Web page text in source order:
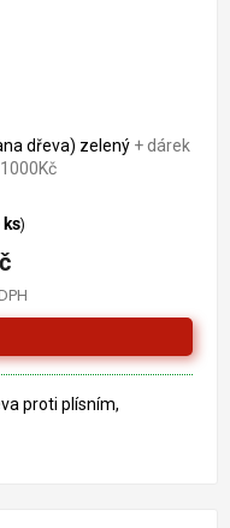
dřeva) zelený + dárek
ks)
proti plísním,